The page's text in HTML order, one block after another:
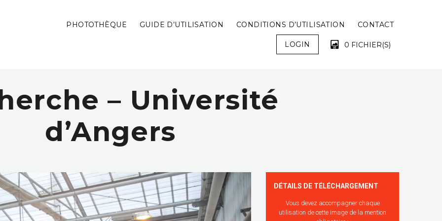
PHOTOTHÈQUE GUIDE D’UTILISATION CONDITIONS D’UTILISATION CONTACT
LOGIN 0 FICHIER(S)
VOTRE PANIER EST VIDE !
– Université
d’Angers
DÉTAILS DE TÉLÉCHARGEMENT
Vous devez accompagner chaque
utilisation de cette image de la mention